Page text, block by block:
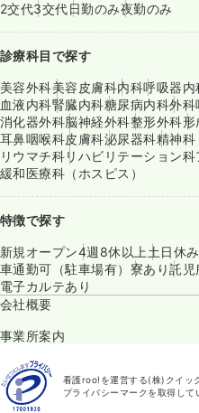
2交代3交代日勤のみ夜勤のみ
診療科目で探す
美容外科美容皮膚科内科呼吸器内
血液内科腎臓内科糖尿病内科外科
消化器外科脳神経外科整形外科形
耳鼻咽喉科皮膚科泌尿器科精神科
リウマチ科リハビリテーション科
緩和医療科（ホスピス）
特徴で探す
新規オープン4週8休以上土日休み
車通勤可（駐車場有） 寮あり託児
電子カルテあり
会社概要
事業所案内
看護roo!を運営する(株)クイッ
プライバシーマークを取得して